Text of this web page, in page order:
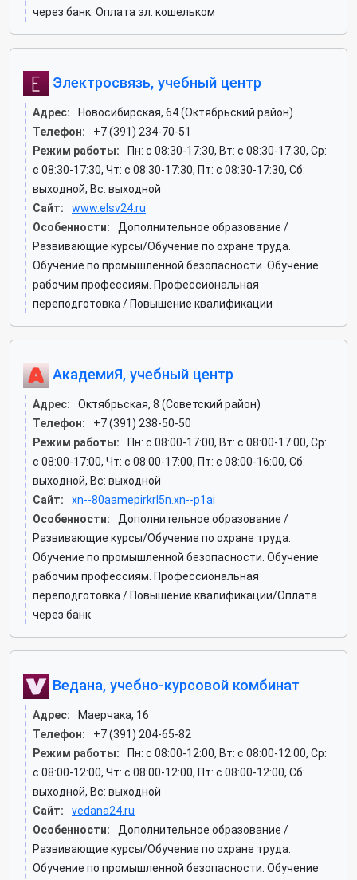
через банк. Оплата эл. кошельком
Электросвязь, учебный центр
Адрес:
Новосибирская, 64 (Октябрьский район)
Телефон:
+7 (391) 234-70-51
Режим работы:
Пн: c 08:30-17:30, Вт: c 08:30-17:30, Ср:
c 08:30-17:30, Чт: c 08:30-17:30, Пт: c 08:30-17:30, Сб:
выходной, Вс: выходной
Сайт:
www.elsv24.ru
Особенности:
Дополнительное образование /
Развивающие курсы/Обучение по охране труда.
Обучение по промышленной безопасности. Обучение
рабочим профессиям. Профессиональная
переподготовка / Повышение квалификации
АкадемиЯ, учебный центр
Адрес:
Октябрьская, 8 (Советский район)
Телефон:
+7 (391) 238-50-50
Режим работы:
Пн: c 08:00-17:00, Вт: c 08:00-17:00, Ср:
c 08:00-17:00, Чт: c 08:00-17:00, Пт: c 08:00-16:00, Сб:
выходной, Вс: выходной
Сайт:
xn--80aamepirkrl5n.xn--p1ai
Особенности:
Дополнительное образование /
Развивающие курсы/Обучение по охране труда.
Обучение по промышленной безопасности. Обучение
рабочим профессиям. Профессиональная
переподготовка / Повышение квалификации/Оплата
через банк
Ведана, учебно-курсовой комбинат
Адрес:
Маерчака, 16
Телефон:
+7 (391) 204-65-82
Режим работы:
Пн: c 08:00-12:00, Вт: c 08:00-12:00, Ср:
c 08:00-12:00, Чт: c 08:00-12:00, Пт: c 08:00-12:00, Сб:
выходной, Вс: выходной
Сайт:
vedana24.ru
Особенности:
Дополнительное образование /
Развивающие курсы/Обучение по охране труда.
Обучение по промышленной безопасности. Обучение